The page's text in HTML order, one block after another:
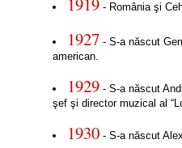
- România şi
1927 - S-a născut
american.
1929 - S-a născut
şef şi director muzical al
1930 - S-a născut